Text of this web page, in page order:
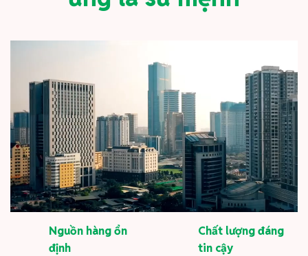
Nguồn hàng ổn
định
Chất lượng đáng
tin cậy